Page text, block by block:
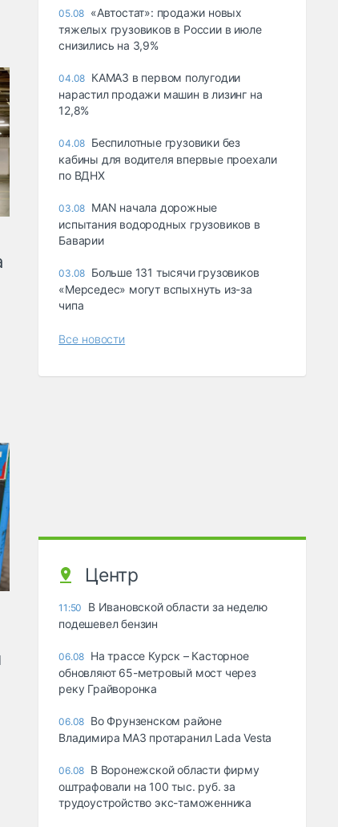
05.08 «Автостат»: продажи новых
тяжелых грузовиков в России в июле
снизились на 3,9%
04.08 КАМАЗ в первом полугодии
нарастил продажи машин в лизинг на
12,8%
04.08 Беспилотные грузовики без
кабины для водителя впервые проехали
по ВДНХ
03.08 MAN начала дорожные
испытания водородных грузовиков в
Баварии
03.08 Больше 131 тысячи грузовиков
«Мерседес» могут вспыхнуть из-за
чипа
Все новости
Центр
11:50
В Ивановской области за неделю
подешевел бензин
06.08 На трассе Курск – Касторное
обновляют 65-метровый мост через
реку Грайворонка
06.08 Во Фрунзенском районе
Владимира МАЗ протаранил Lada Vesta
06.08 В Воронежской области фирму
оштрафовали на 100 тыс. руб. за
трудоустройство экс-таможенника